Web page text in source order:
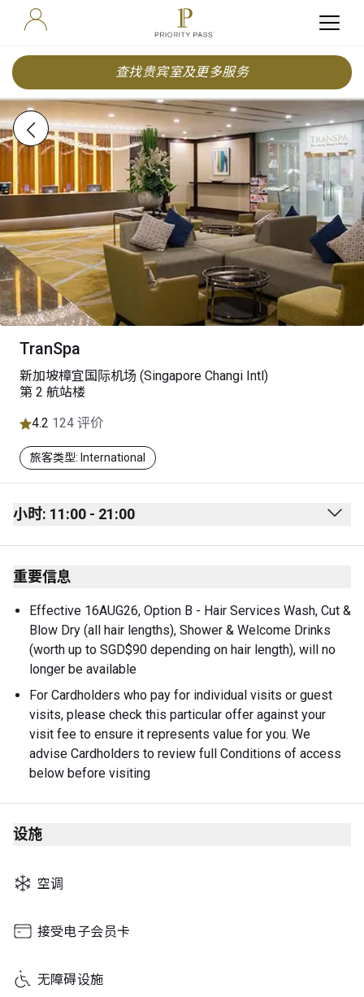
查找贵宾室及更多服务
TranSpa
新加坡樟宜国际机场 (Singapore Changi Intl)
第 2 航站楼
4.2 124 评价
旅客类型: International
小时: 11:00 - 21:00
Monday 11:00 - 21:00
Tuesday
Wednesday 11:00 - 21:00
Thursday 11:00 - 21:00
Friday
Saturday 11:00 - 21:00
Sunday 11:00 - 21:00
重要信息
Effective 16AUG26, Option B - Hair Services Wash, Cut &
Blow Dry (all hair lengths), Shower & Welcome Drinks
(worth up to SGD$90 depending on hair length), will no
longer be available
For Cardholders who pay for individual visits or guest
visits, please check this particular offer against your
visit fee to ensure it represents value for you. We
advise Cardholders to review full Conditions of access
below before visiting
设施
空调
接受电子会员卡
无障碍设施